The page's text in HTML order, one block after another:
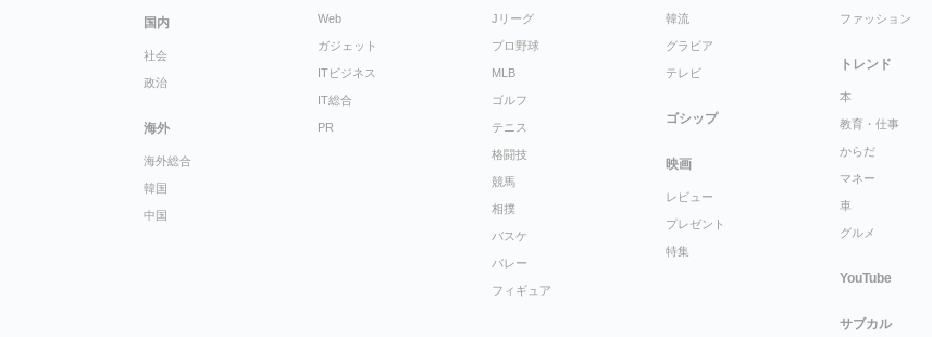
国内
社会
政治
海外
海外総合
韓国
中国
Web
ガジェット
ITビジネス
IT総合
PR
Jリーグ
プロ野球
MLB
ゴルフ
テニス
格闘技
競馬
相撲
バスケ
バレー
フィギュア
韓流
グラビア
テレビ
ゴシップ
映画
レビュー
プレゼント
特集
ファッション
トレンド
本
教育・仕事
からだ
マネー
車
グルメ
YouTube
サブカル